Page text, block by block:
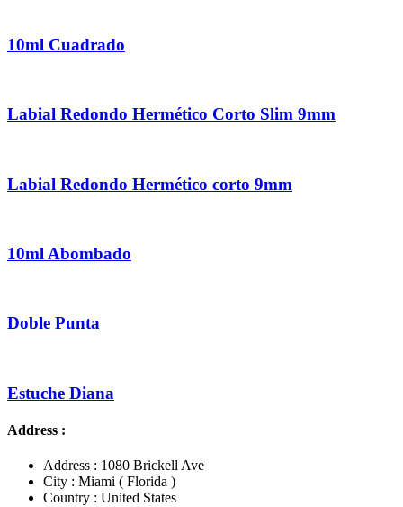
10ml Cuadrado
Labial Redondo Hermético Corto Slim 9mm
Labial Redondo Hermético corto 9mm
10ml Abombado
Doble Punta
Estuche Diana
Address :
Address : 1080 Brickell Ave
City : Miami ( Florida )
Country : United States